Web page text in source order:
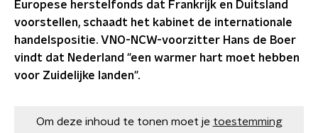
Europese herstelfonds dat Frankrijk en Duitsland
voorstellen, schaadt het kabinet de internationale
handelspositie. VNO-NCW-voorzitter Hans de Boer
vindt dat Nederland "een warmer hart moet hebben
voor Zuidelijke landen".
Om deze inhoud te tonen moet je toestemming